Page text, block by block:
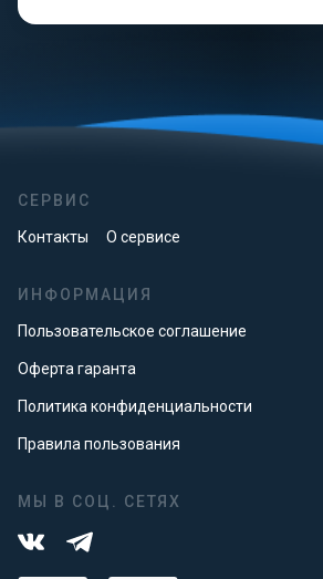
СЕРВИС
Контакты О сервисе
ИНФОРМАЦИЯ
Пользовательское соглашение
Оферта гаранта
Политика конфиденциальности
Правила пользования
МЫ В СОЦ. СЕТЯХ